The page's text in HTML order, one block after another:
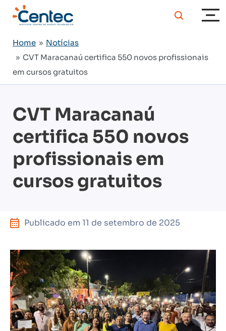
Home » Notícias
» CVT Maracanaú certifica 550 novos profissionais
em cursos gratuitos
CVT Maracanaú
certifica 550 novos
profissionais em
cursos gratuitos
Publicado em 11 de setembro de 2025